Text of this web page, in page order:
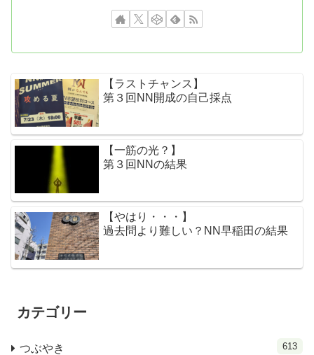
【ラストチャンス】
第３回NN開成の自己採点
【一筋の光？】
第３回NNの結果
【やはり・・・】
過去問より難しい？NN早稲田の結果
カテゴリー
つぶやき 613